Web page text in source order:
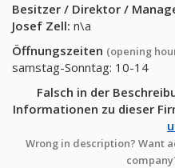
Besitzer / Direktor /
Josef Zell: n\a
Öffnungszeiten (opening
samstag-Sonntag: 10-14
Falsch in der
Informationen zu dieser
Wrong in description? Want